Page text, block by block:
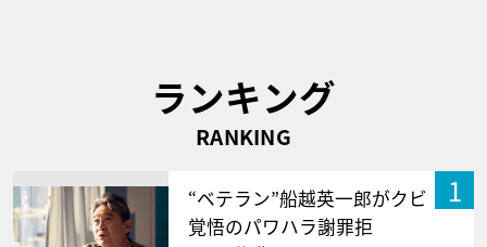
ランキング
RANKING
1
“ベテラン”船越英一郎がクビ
覚悟のパワハラ謝罪拒